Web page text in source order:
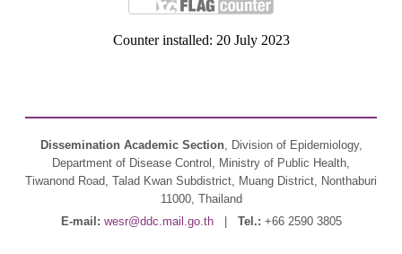
Counter installed: 20 July 2023
Dissemination Academic Section, Division of Epidemiology,
Department of Disease Control, Ministry of Public Health,
Tiwanond Road, Talad Kwan Subdistrict, Muang District, Nonthaburi
11000, Thailand
E-mail: wesr@ddc.mail.go.th| Tel.: +66 2590 3805